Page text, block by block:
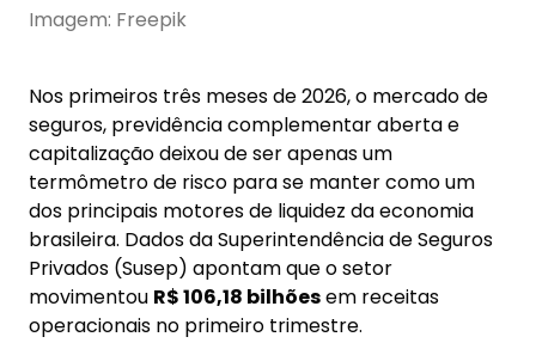
Imagem: Freepik
Nos primeiros três meses de 2026, o mercado de
seguros, previdência complementar aberta e
capitalização deixou de ser apenas um
termômetro de risco para se manter como um
dos principais motores de liquidez da economia
brasileira. Dados da Superintendência de Seguros
Privados (Susep) apontam que o setor
movimentou R$ 106,18 bilhõesem receitas
operacionais no primeiro trimestre.